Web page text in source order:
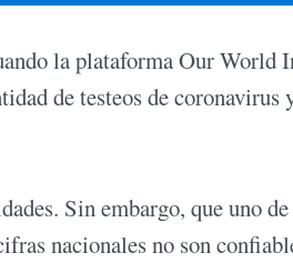
la plataforma Our
de testeos de
Sin embargo, que uno
nacionales no son